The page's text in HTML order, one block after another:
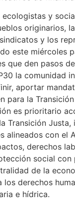
y
originarios,
y los
este miércoles
que den pasos
la comunidad
aportar
para la
es prioritario
Transición Justa,
alineados con el
derechos
social con
de la
los derechos
e hídrica.